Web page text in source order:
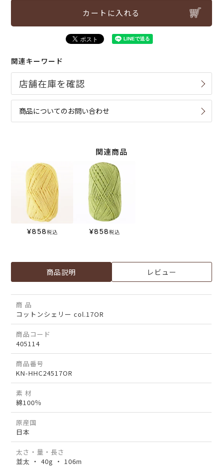
カートに入れる
関連キーワード
商品についてのお問い合わせ
関連商品
¥858税込 ¥858税込
商品説明 レビュー
商 品
コットンシェリー col.17OR
商品コード
405114
商品番号
KN-HHC24517OR
素 材
綿100％
原産国
日本
太さ・量・長さ
並太 ・ 40g ・ 106m